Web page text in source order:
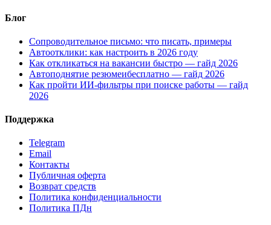
Блог
Сопроводительное письмо: что писать, примеры
Автоотклики: как настроить в 2026 году
Как откликаться на вакансии быстро — гайд 2026
Автоподнятие резюмеибесплатно — гайд 2026
Как пройти ИИ-фильтры при поиске работы — гайд
2026
Поддержка
Telegram
Email
Контакты
Публичная оферта
Возврат средств
Политика конфиденциальности
Политика ПДн